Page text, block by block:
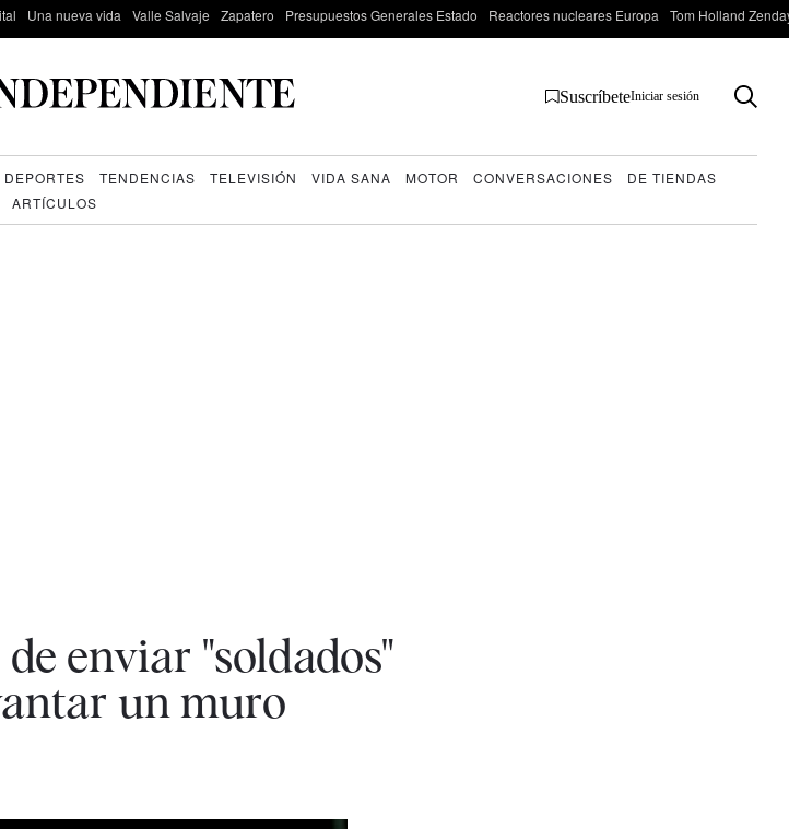
Una nueva vida Valle Salvaje Zapatero Presupuestos Generales Estado Reactores nucleares Europa Tom Holland
SuscríbeteIniciar sesión
DEPORTES TENDENCIAS TELEVISIÓN VIDA SANA MOTOR CONVERSACIONES
DE TIENDAS
ARTÍCULOS
enviar "soldados"
un muro